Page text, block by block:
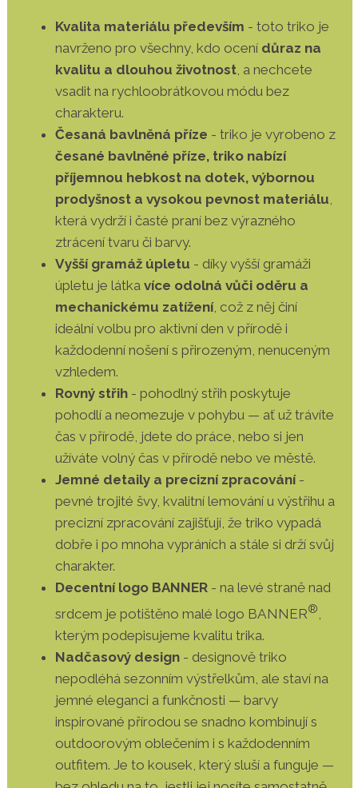
Kvalita materiálu především - toto triko je
navrženo pro všechny, kdo ocení důraz na
kvalitu a dlouhou životnost, a nechcete
vsadit na rychloobrátkovou módu bez
charakteru.
Česaná bavlněná příze - triko je vyrobeno z
česané bavlněné příze, triko nabízí
příjemnou hebkost na dotek, výbornou
prodyšnost a vysokou pevnost materiálu,
která vydrží i časté praní bez výrazného
ztrácení tvaru či barvy.
Vyšší gramáž úpletu - díky vyšší gramáži
úpletu je látka více odolná vůči oděru a
mechanickému zatížení, což z něj činí
ideální volbu pro aktivní den v přírodě i
každodenní nošení s přirozeným, nenuceným
vzhledem.
Rovný střih - pohodlný střih poskytuje
pohodlí a neomezuje v pohybu — ať už trávíte
čas v přírodě, jdete do práce, nebo si jen
užíváte volný čas v přírodě nebo ve městě.
Jemné detaily a precizní zpracování -
pevné trojité švy, kvalitní lemování u výstřihu a
precizní zpracování zajišťují, že triko vypadá
dobře i po mnoha vypráních a stále si drží svůj
charakter.
Decentní logo BANNER - na levé straně nad
srdcem je potištěno malé logo BANNER®
kterým podepisujeme kvalitu trika.
Nadčasový design - designově triko
nepodléhá sezonním výstřelkům, ale staví na
jemné eleganci a funkčnosti — barvy
inspirované přírodou se snadno kombinují s
outdoorovým oblečením i s každodenním
outfitem. Je to kousek, který sluší a funguje —